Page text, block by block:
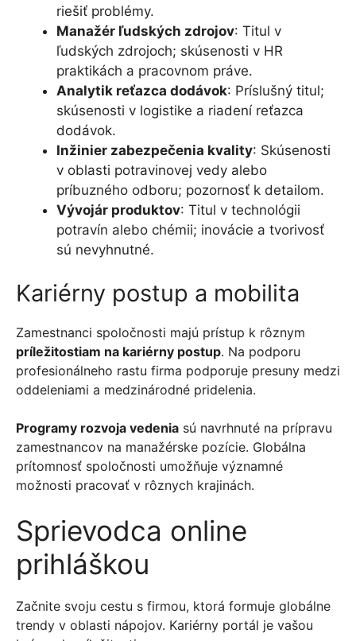
riešiť problémy.
Manažér ľudských zdrojov: Titul v
ľudských zdrojoch; skúsenosti v HR
praktikách a pracovnom práve.
Analytik reťazca dodávok: Príslušný titul;
skúsenosti v logistike a riadení reťazca
dodávok.
Inžinier zabezpečenia kvality: Skúsenosti
v oblasti potravinovej vedy alebo
príbuzného odboru; pozornosť k detailom.
Vývojár produktov: Titul v technológii
potravín alebo chémii; inovácie a tvorivosť
sú nevyhnutné.
Kariérny postup a mobilita
Zamestnanci spoločnosti majú prístup k rôznym
príležitostiam na kariérny postup. Na podporu
profesionálneho rastu firma podporuje presuny medzi
oddeleniami a medzinárodné pridelenia.
Programy rozvoja vedenia sú navrhnuté na prípravu
zamestnancov na manažérske pozície. Globálna
prítomnosť spoločnosti umožňuje významné
možnosti pracovať v rôznych krajinách.
Sprievodca online
prihláškou
Začnite svoju cestu s firmou, ktorá formuje globálne
trendy v oblasti nápojov. Kariérny portál je vašou